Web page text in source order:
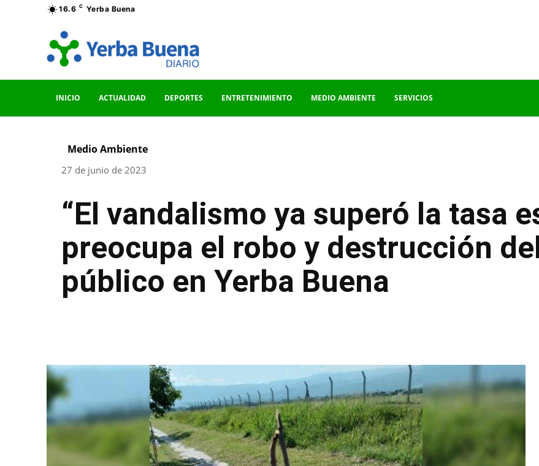
16.6 C Yerba Buena
INICIO ACTUALIDAD DEPORTES ENTRETENIMIENTO MEDIO AMBIENTE SERVICIOS
Medio Ambiente
27 de junio de 2023
“El vandalismo ya superó la tasa
preocupa el robo y destrucción
público en Yerba Buena